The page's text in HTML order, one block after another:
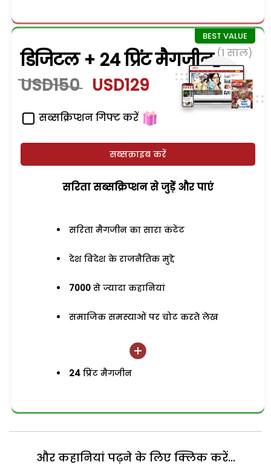
डिजिटल + 24 प्रिंट मैगजीन (1 साल)
USD150 USD129
सब्सक्रिप्शन गिफ्ट करें
सब्सक्राइब करें
सरिता सब्सक्रिप्शन से जुड़ेें और पाएं
सरिता मैगजीन का सारा कंटेंट
देश विदेश के राजनैतिक मुद्दे
7000 से ज्यादा कहानियां
समाजिक समस्याओं पर चोट करते लेख
24 प्रिंट मैगजीन
और कहानियां पढ़ने के लिए क्लिक करें...